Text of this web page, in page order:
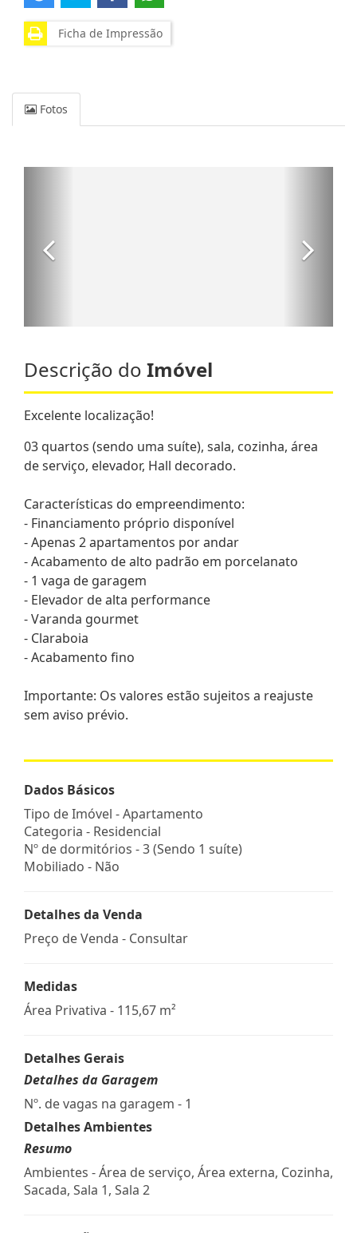
Ficha de Impressão
Fotos
Descrição do Imóvel
Excelente localização!
03 quartos (sendo uma suíte), sala, cozinha, área
de serviço, elevador, Hall decorado.
Características do empreendimento:
- Financiamento próprio disponível
- Apenas 2 apartamentos por andar
- Acabamento de alto padrão em porcelanato
- 1 vaga de garagem
- Elevador de alta performance
- Varanda gourmet
- Claraboia
- Acabamento fino
Importante: Os valores estão sujeitos a reajuste
sem aviso prévio.
Dados Básicos
Tipo de Imóvel - Apartamento
Categoria - Residencial
Nº de dormitórios - 3 (Sendo 1 suíte)
Mobiliado - Não
Detalhes da Venda
Preço de Venda - Consultar
Medidas
Área Privativa - 115,67 m²
Detalhes Gerais
Detalhes da Garagem
Nº. de vagas na garagem - 1
Detalhes Ambientes
Resumo
Ambientes - Área de serviço, Área externa, Cozinha,
Sacada, Sala 1, Sala 2